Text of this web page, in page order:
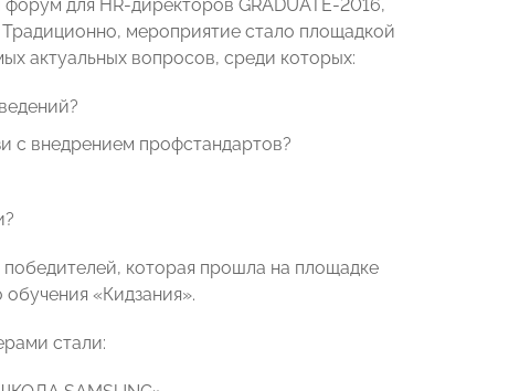
для HR-директоров GRADUATE-2016,
мероприятие стало площадкой
актуальных вопросов, среди которых:
с внедрением профстандартов?
которая прошла на площадке
«Кидзания».
стали: